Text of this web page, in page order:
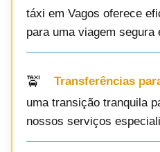
táxi em Vagos oferece
para uma viagem segura
Transferências
uma transição tranquila
nossos serviços